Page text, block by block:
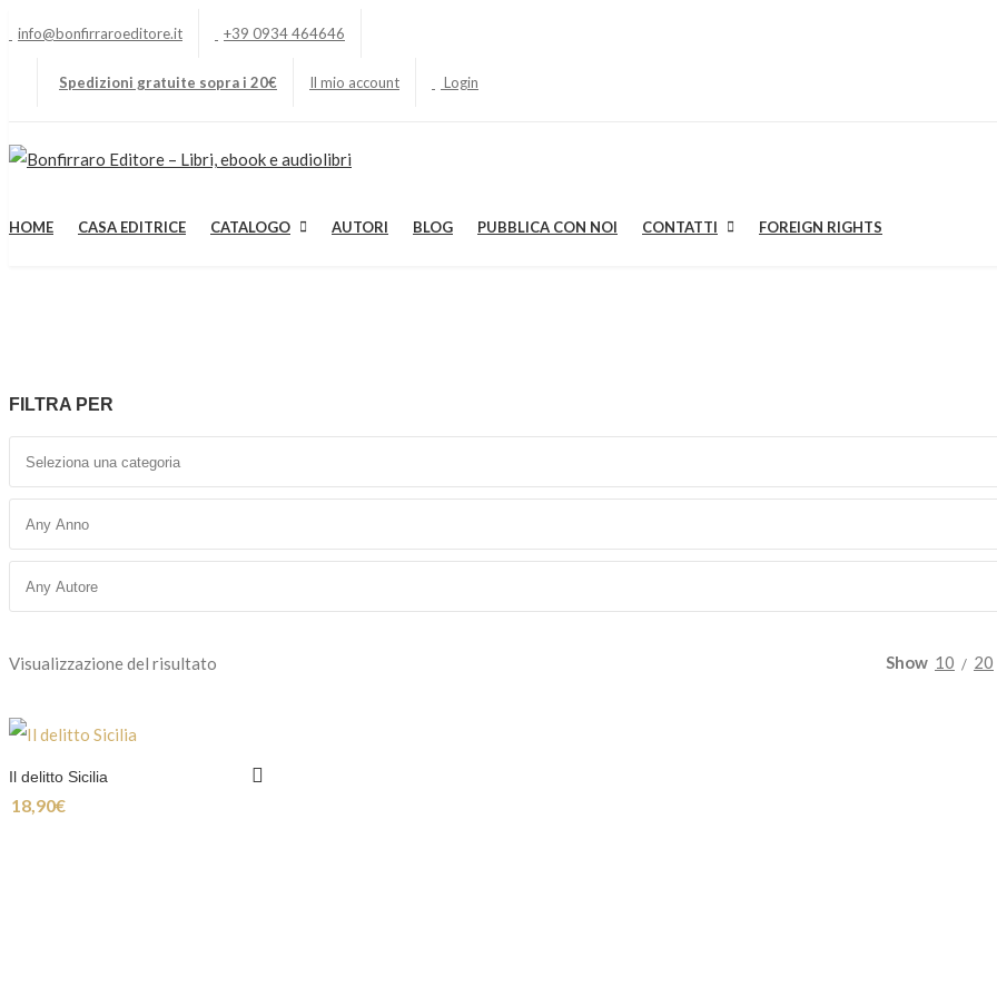
info@bonfirraroeditore.it +39 0934 464646
Spedizioni gratuite sopra i 20€ Il mio account Login
HOME CASA EDITRICE CATALOGO AUTORI BLOG PUBBLICA CON NOI CONTATTI FOREIGN RIGHTS
FILTRA PER
Visualizzazione del risultato Show 10 20
Il delitto Sicilia
18,90€